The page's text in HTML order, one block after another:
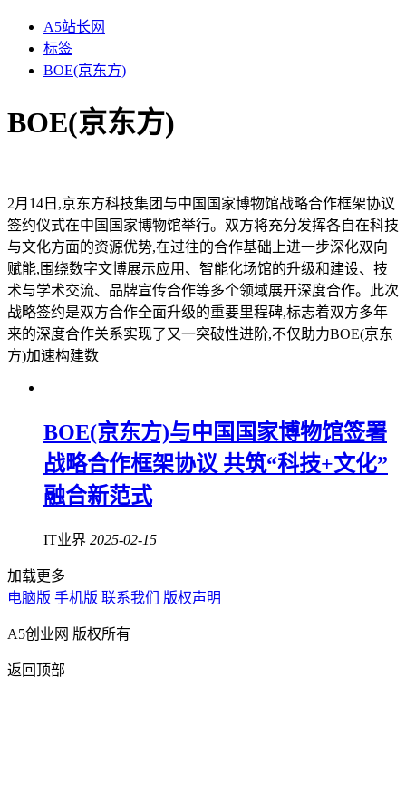
A5站长网
标签
BOE(京东方)
BOE(京东方)
2月14日,京东方科技集团与中国国家博物馆战略合作框架协议
签约仪式在中国国家博物馆举行。双方将充分发挥各自在科技
与文化方面的资源优势,在过往的合作基础上进一步深化双向
赋能,围绕数字文博展示应用、智能化场馆的升级和建设、技
术与学术交流、品牌宣传合作等多个领域展开深度合作。此次
战略签约是双方合作全面升级的重要里程碑,标志着双方多年
来的深度合作关系实现了又一突破性进阶,不仅助力BOE(京东
方)加速构建数
BOE(京东方)与中国国家博物馆签署
战略合作框架协议 共筑“科技+文化”
融合新范式
IT业界 2025-02-15
加载更多
电脑版 手机版 联系我们 版权声明
A5创业网 版权所有
返回顶部